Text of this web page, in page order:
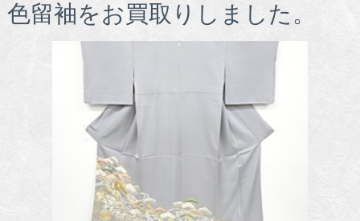
色留袖をお買取りしました。